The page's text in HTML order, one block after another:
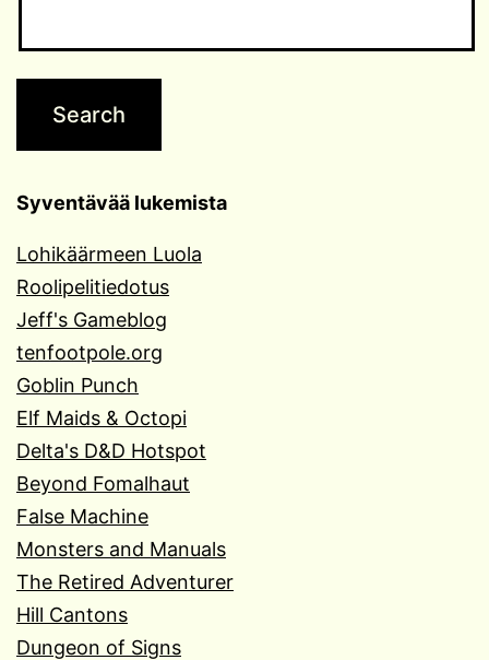
Syventävää lukemista
Lohikäärmeen Luola
Roolipelitiedotus
Jeff's Gameblog
tenfootpole.org
Goblin Punch
Elf Maids & Octopi
Delta's D&D Hotspot
Beyond Fomalhaut
False Machine
Monsters and Manuals
The Retired Adventurer
Hill Cantons
Dungeon of Signs